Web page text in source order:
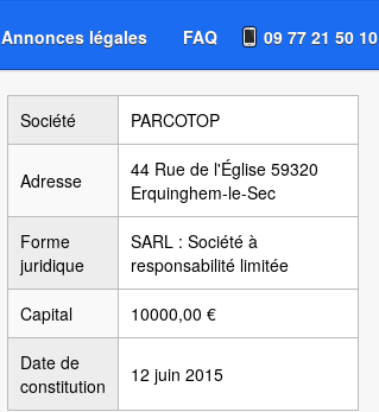
Annonces légales FAQ 09 77 21 50 10
Société PARCOTOP
Adresse
44 Rue de l'Église 59320
Erquinghem-le-Sec
Forme
juridique
SARL : Société à
responsabilité limitée
Capital 10000,00 €
Date de
constitution
12 juin 2015